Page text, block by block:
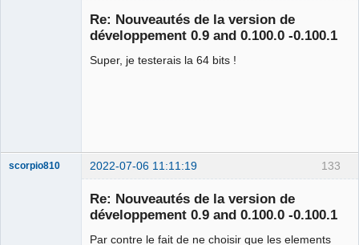
Re: Nouveautés de la version de
développement 0.9 and 0.100.0 -0.100.1
Super, je testerais la 64 bits !
133
scorpio810 2022-07-06 11:11:19
Re: Nouveautés de la version de
développement 0.9 and 0.100.0 -0.100.1
Par contre le fait de ne choisir que les elements